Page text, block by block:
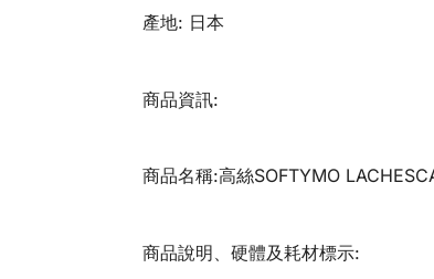
產地: 日本
商品資訊:
商品名稱:高絲SOFTYMO
商品說明、硬體及耗材標示: